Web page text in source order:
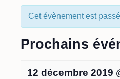
Cet évènement est passé
Prochains
12 décembre 2019